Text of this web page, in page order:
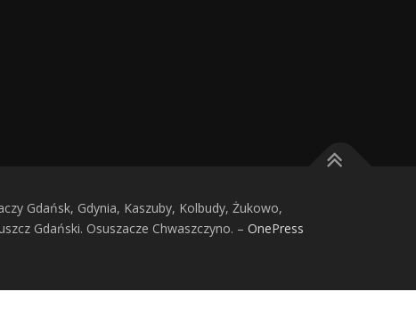
Gdańsk, Gdynia, Kaszuby, Kolbudy, Żukowo,
Gdański. Osuszacze Chwaszczyno. – OnePress